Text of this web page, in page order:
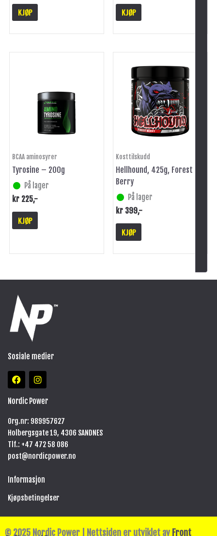
KJØP KJØP
BCAA aminosyrer
Tyrosine – 200g
På lager
kr 225,-
KJØP
Kosttilskudd
Hellhound, 425g, Forest
Berry
På lager
kr 399,-
KJØP
Sosiale medier
F
a
e
o
o
k
I
n
t
g
r
a
m
Nordic Power
Org.nr: 989957627
Holbergsgate 19, 4306 SANDNES
Tlf.: +47 472 58 086
post@nordicpower.no
Informasjon
Kjøpsbetingelser
© 2025 Nordic Power | Nettsiden er utviklet avFront